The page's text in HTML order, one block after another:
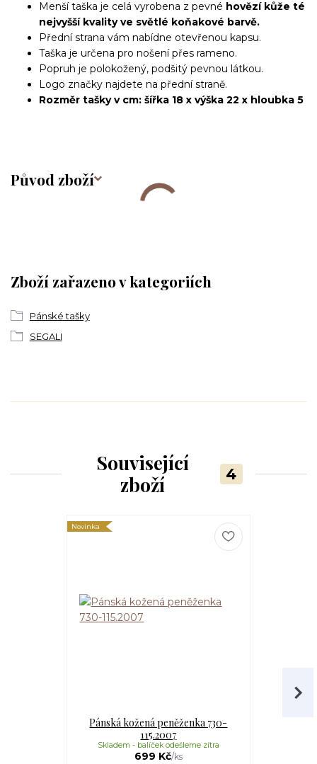
Menší taška je celá vyrobena z pevné hovězí kůže té
nejvyšší kvality ve světlé koňakové barvě.
Přední strana vám nabídne otevřenou kapsu.
Taška je určena pro nošení přes rameno.
Popruh je polokožený, podšitý pevnou látkou.
Logo značky najdete na přední straně.
Rozměr tašky v cm: šířka 18 x výška 22 x hloubka 5
Původ zboží
Zboží zařazeno v kategoriích
Pánské tašky
SEGALI
Související
zboží
4
Novinka
Pánská kožená peněženka 730-
115.2007
699 Kč/ks
Skladem - balíček odešleme zítra